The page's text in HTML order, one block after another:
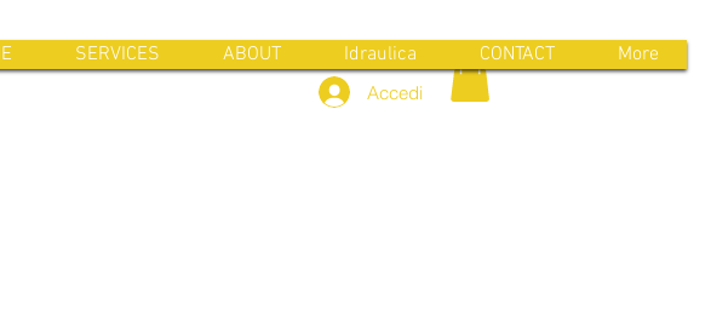
SERVICES ABOUT Idraulica CONTACT More
Accedi